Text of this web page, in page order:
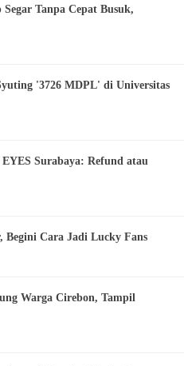
Tanpa Cepat Busuk,
'3726 MDPL' di Universitas
Surabaya: Refund atau
Begini Cara Jadi Lucky Fans
Warga Cirebon, Tampil